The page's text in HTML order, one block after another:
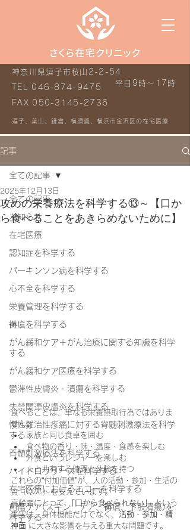
平日9時～17時
神奈川県逗子市桜山2-2-54
TEL 046-874-9475
FAX 050-3145-2736
逗子、葉山、鎌倉、横須賀、横浜市金沢区の在宅医療
記事
全ての記事
お知らせ
在宅医療
認知症を科学する
パーキンソン病を科学する
心不全を科学する
栄養管理を科学する
褥瘡を科学する
がん緩和ケア＋がん治療に関する知識を科学
する
がん緩和ケア医療を科学する
鬱滞性皮膚炎・潰瘍を科学する
失禁関連皮膚炎を科学する
慢性難治性疼痛に対する脊髄刺激療法を科学
する
脊髄刺激療法を科学する
ハイドロリリースを科学する
在宅医療におけるエコーを科学する
創傷ケア(スキン テア、褥瘡、下肢潰瘍)を
科学する
全ての記事
攻めの栄養療法を科学する⑬～【口か
ら食べることをあきらめないために】
2025年12月13日
食べることは、単なる栄養摂取行為ではありま
せん。
家族と同じ食卓を囲む
食べ物の香り・味・温度・食感を楽しむ
外食というレジャーを楽しむ
人と共有する時間と体験を持つ
これらの“付加価値”が、人の活動・参加・生活の
質（QOL）を支えています。
高齢者にとって
「口から食べられない」 という
事実は、身体機能だけでなく、 活動・参加・精
神面 に大きな影響を与える重大な問題です。